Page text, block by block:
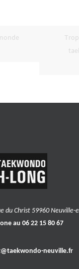
du Christ 59960 Neuville-
au 06 22 15 80 67
neuville.fr